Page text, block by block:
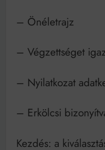
– Önéletrajz
– Végzettséget
– Nyilatkozat
– Erkölcsi
Kezdés: a